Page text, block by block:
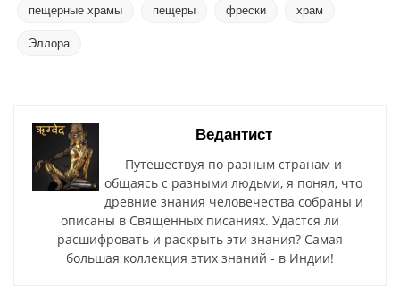
пещерные храмы пещеры фрески храм
Эллора
Ведантист
Путешествуя по разным странам и
общаясь с разными людьми, я понял, что
древние знания человечества собраны и
описаны в Священных писаниях. Удастся ли
расшифровать и раскрыть эти знания? Самая
большая коллекция этих знаний - в Индии!